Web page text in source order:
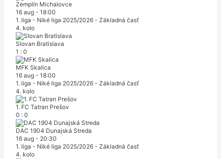
Zemplín Michalovce
16 aug - 18:00
1. liga - Niké liga 2025/2026 - Základná časť
4. kolo
Slovan Bratislava
1 : 0
MFK Skalica
16 aug - 18:00
1. liga - Niké liga 2025/2026 - Základná časť
4. kolo
1. FC Tatran Prešov
0 : 0
DAC 1904 Dunajská Streda
16 aug - 20:30
1. liga - Niké liga 2025/2026 - Základná časť
4. kolo